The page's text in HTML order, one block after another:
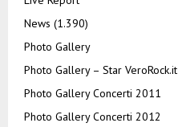
News (1.390)
Photo Gallery
Photo Gallery – Star VeroRock.it
Photo Gallery Concerti 2011
Photo Gallery Concerti 2012